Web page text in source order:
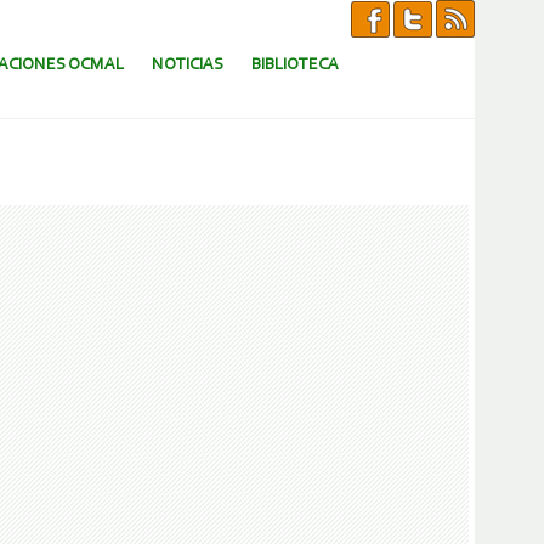
OCMAL NOTICIAS BIBLIOTECA